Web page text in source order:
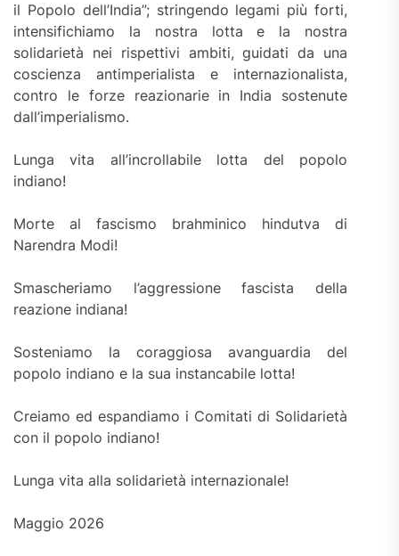
il Popolo dell’India”; stringendo legami più forti,
intensifichiamo la nostra lotta e la nostra
solidarietà nei rispettivi ambiti, guidati da una
coscienza antimperialista e internazionalista,
contro le forze reazionarie in India sostenute
dall’imperialismo.
Lunga vita all’incrollabile lotta del popolo
indiano!
Morte al fascismo brahminico hindutva di
Narendra Modi!
Smascheriamo l’aggressione fascista della
reazione indiana!
Sosteniamo la coraggiosa avanguardia del
popolo indiano e la sua instancabile lotta!
Creiamo ed espandiamo i Comitati di Solidarietà
con il popolo indiano!
Lunga vita alla solidarietà internazionale!
Maggio 2026